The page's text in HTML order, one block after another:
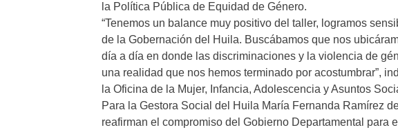
la Política Pública de Equidad de Género.
“Tenemos un balance muy positivo del taller, logramos
de la Gobernación del Huila. Buscábamos que nos
día a día en donde las discriminaciones y la violencia de
una realidad que nos hemos terminado por acostumbrar”,
la Oficina de la Mujer, Infancia, Adolescencia y Asuntos
Para la Gestora Social del Huila María Fernanda Ramírez
reafirman el compromiso del Gobierno Departamental para